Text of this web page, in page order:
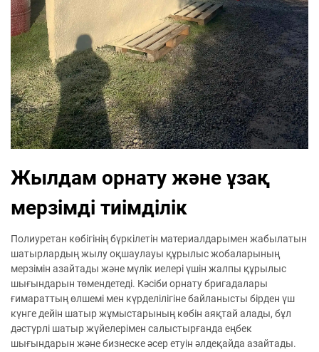
Жылдам орнату және ұзақ
мерзімді тиімділік
Полиуретан көбігінің бүркілетін материалдарымен жабылатын
шатырлардың жылу оқшаулауы құрылыс жобаларының
мерзімін азайтады және мүлік иелері үшін жалпы құрылыс
шығындарын төмендетеді. Кәсіби орнату бригадалары
ғимараттың өлшемі мен күрделілігіне байланысты бірден үш
күнге дейін шатыр жұмыстарының көбін аяқтай алады, бұл
дәстүрлі шатыр жүйелерімен салыстырғанда еңбек
шығындарын және бизнеске әсер етуін әлдеқайда азайтады.